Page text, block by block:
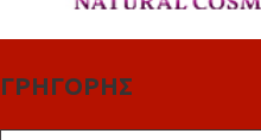
ΓΡΗΓΟΡΗΣ